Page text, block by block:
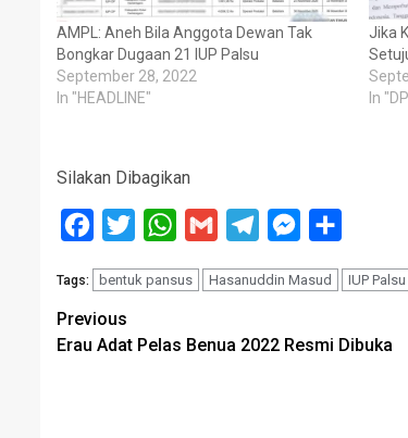
AMPL: Aneh Bila Anggota Dewan Tak
Bongkar Dugaan 21 IUP Palsu
September 28, 2022
In "HEADLINE"
Jika
In
Silakan Dibagikan
Facebook
Twitter WhatsApp
Gmail TelegramMessenger
Tags: bentuk pansus Hasanuddin Masud IUP Palsu
Post
navigation
Previous
Erau Adat Pelas Benua 2022 Resmi Dibuka